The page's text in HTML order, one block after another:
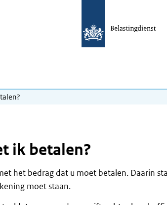
ik betalen?
het bedrag dat u moet betalen. Daarin
moet staan.